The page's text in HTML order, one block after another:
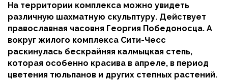
На территории комплекса можно увидеть
различную шахматную скульптуру. Действует
православная часовня Георгия Победоносца. А
вокруг жилого комплекса Сити-Чесс
раскинулась бескрайняя калмыцкая степь,
которая особенно красива в апреле, в период
цветения тюльпанов и других степных растений.